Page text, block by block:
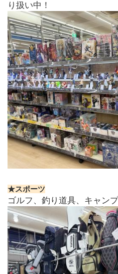
り扱い中！
★スポーツ
ゴルフ、釣り道具、キャン